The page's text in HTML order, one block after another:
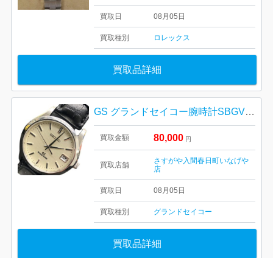
買取日 08月05日
買取種別 ロレックス
買取品詳細
GS グランドセイコー腕時計SBGV003
買取金額 80,000 円
買取店舗
さすがや入間春日町いなげや
店
買取日 08月05日
買取種別 グランドセイコー
買取品詳細